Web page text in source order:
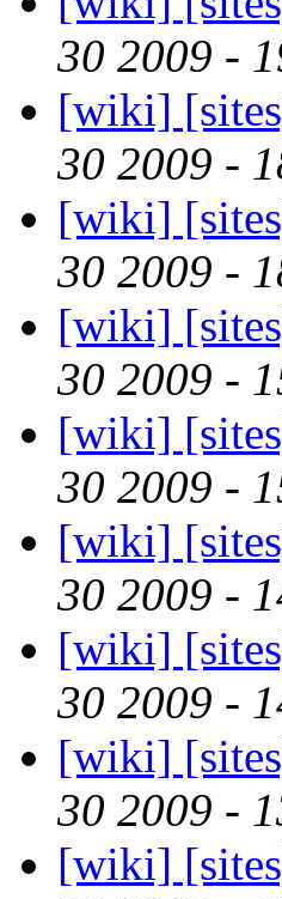
30 2009 -
[wiki]
30 2009 -
[wiki]
30 2009 -
[wiki]
30 2009 -
[wiki]
30 2009 -
[wiki]
30 2009 -
[wiki]
30 2009 -
[wiki]
30 2009 -
[wiki]